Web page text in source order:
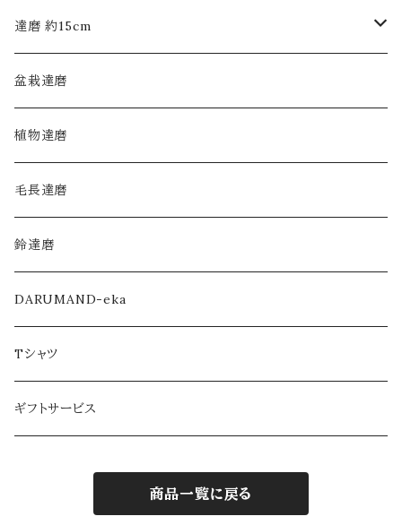
達磨 約15cm
モヒカン布達磨
毛長達磨
盆栽達磨
植物達磨
毛長達磨
鈴達磨
DARUMAND-eka
Tシャツ
ギフトサービス
商品一覧に戻る